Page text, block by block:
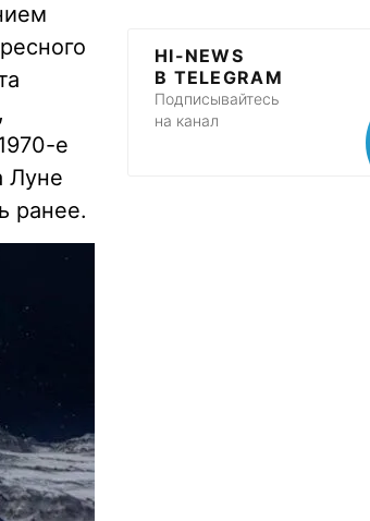
е
Луне
ранее.
HI-NEWS
В TELEGRAM
Подписывайтесь
на канал